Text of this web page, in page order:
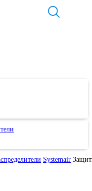
Systemair